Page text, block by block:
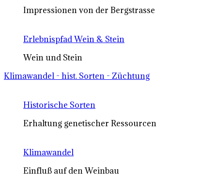
Impressionen von der Bergstrasse
Erlebnispfad Wein & Stein
Wein und Stein
Klimawandel - hist. Sorten - Züchtung
Historische Sorten
Erhaltung genetischer Ressourcen
Klimawandel
Einfluß auf den Weinbau